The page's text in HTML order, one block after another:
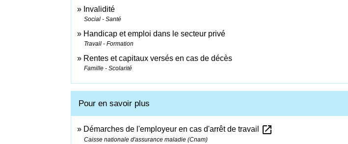
Invalidité
Social - Santé
Handicap et emploi dans le secteur privé
Travail - Formation
Rentes et capitaux versés en cas de décès
Famille - Scolarité
Pour en savoir plus
Démarches de l'employeur en cas d'arrêt de travail open_in_new
Caisse nationale d'assurance maladie (Cnam)